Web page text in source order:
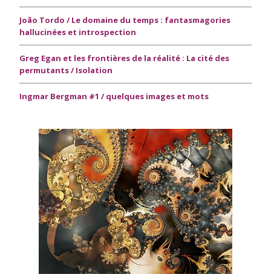
João Tordo / Le domaine du temps : fantasmagories
hallucinées et introspection
Greg Egan et les frontières de la réalité : La cité des
permutants / Isolation
Ingmar Bergman #1 / quelques images et mots